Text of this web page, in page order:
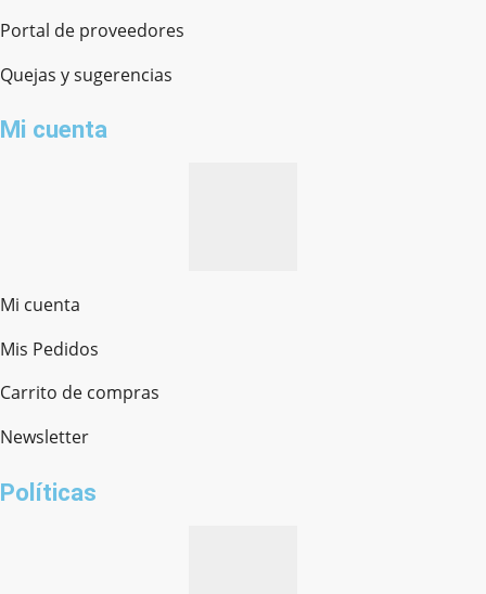
Portal de proveedores
Quejas y sugerencias
Mi cuenta
Mi cuenta
Mis Pedidos
Carrito de compras
Newsletter
Políticas